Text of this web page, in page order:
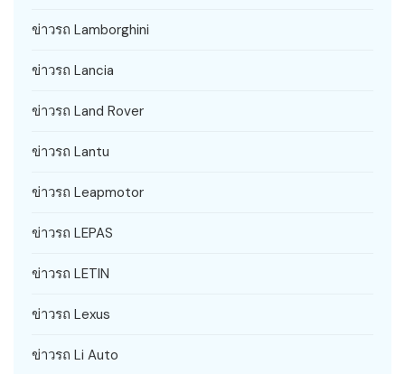
ข่าวรถ Lamborghini
ข่าวรถ Lancia
ข่าวรถ Land Rover
ข่าวรถ Lantu
ข่าวรถ Leapmotor
ข่าวรถ LEPAS
ข่าวรถ LETIN
ข่าวรถ Lexus
ข่าวรถ Li Auto